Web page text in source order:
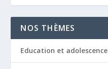
NOS THÈMES
Education et adolescence